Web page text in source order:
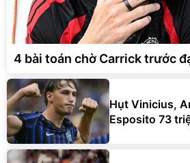
4 bài toán chờ Carrick trước
Hụt Vinicius,
Esposito 73